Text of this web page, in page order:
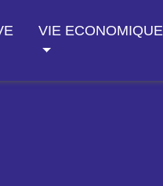
VIE ECONOMIQUE